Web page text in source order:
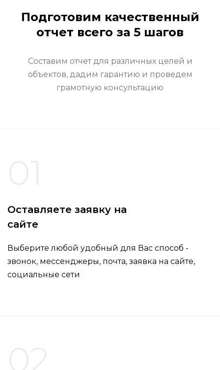
Подготовим качественный
отчет всего за 5 шагов
Составим отчет для различных целей и
объектов, дадим гарантию и проведем
грамотную консультацию
Оставляете заявку на
сайте
Выберите любой удобный для Вас способ -
звонок, мессенджеры, почта, заявка на сайте,
социальные сети